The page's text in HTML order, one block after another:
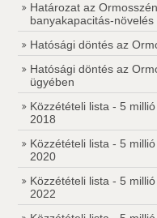
Határozat az
banyakapacitás-növelés
Hatósági döntés az
Hatósági döntés az
ügyében
Közzétételi lista - 5
2018
Közzétételi lista - 5
2020
Közzétételi lista - 5
2022